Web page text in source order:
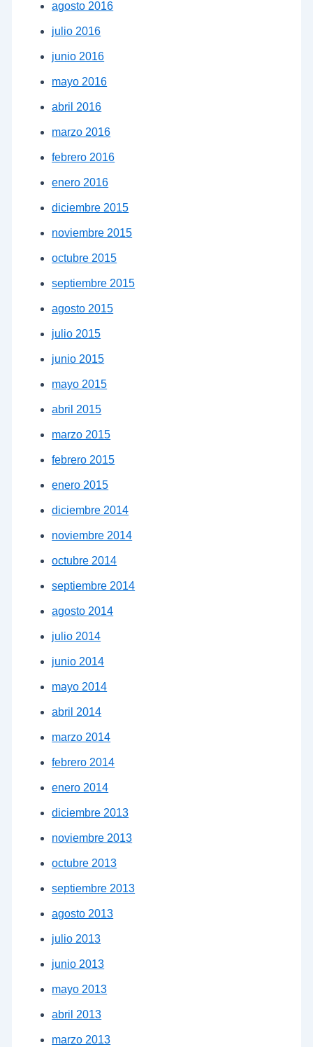
agosto 2016
julio 2016
junio 2016
mayo 2016
abril 2016
marzo 2016
febrero 2016
enero 2016
diciembre 2015
noviembre 2015
octubre 2015
septiembre 2015
agosto 2015
julio 2015
junio 2015
mayo 2015
abril 2015
marzo 2015
febrero 2015
enero 2015
diciembre 2014
noviembre 2014
octubre 2014
septiembre 2014
agosto 2014
julio 2014
junio 2014
mayo 2014
abril 2014
marzo 2014
febrero 2014
enero 2014
diciembre 2013
noviembre 2013
octubre 2013
septiembre 2013
agosto 2013
julio 2013
junio 2013
mayo 2013
abril 2013
marzo 2013